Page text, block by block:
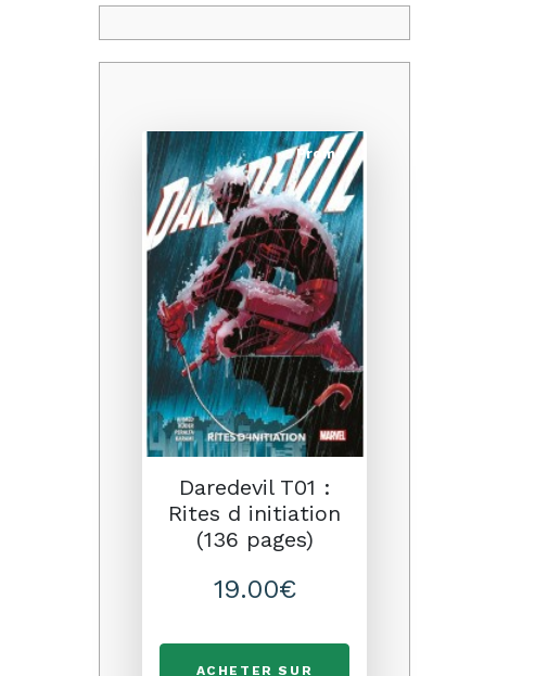
Promo
Daredevil T01 :
Rites d initiation
(136 pages)
19.00€
ACHETER SUR